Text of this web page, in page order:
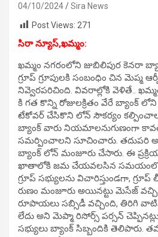
04/10/2024
Sira News
Post Views: 271
సిరా న్యూస్,ఖమ్మం:
ఖమ్మం నగరంలోని జుబిలిపుర కెనరా
గ్రూప్ గ్రూపులకి సంబంధిం చిన మెప్మ
నివ్వెరపరిచింది. వివరాల్లోకి వెళితే..
కి గత కొన్ని రోజులక్రితం వేరే బ్యాంక్
టేకోవర్ చేసికొని లోన్ సౌకర్యం
బ్యాంక్ వారు నియమాలనుగుణంగా
సమర్పించాలని సూచించారు. తదుపరి
బ్యాంక్ లోన్ మంజూరు చేసారు. ఈ
ఖాతాలోకి జమ చేయవలసిన సమయంలో
గ్రూప్ సభ్యులను విచారిస్తుండగా, గ్రూప్
రుణం మంజూరు అయినట్టు మెసేజ్
రూపాయలు సబ్సిడీ వచ్చింది, తిరిగి
లేదు అని మెప్మా రిసోర్స్ పర్సన్
సభ్యులు బ్యాంక్ సిబ్బందికి తెలిపారు.